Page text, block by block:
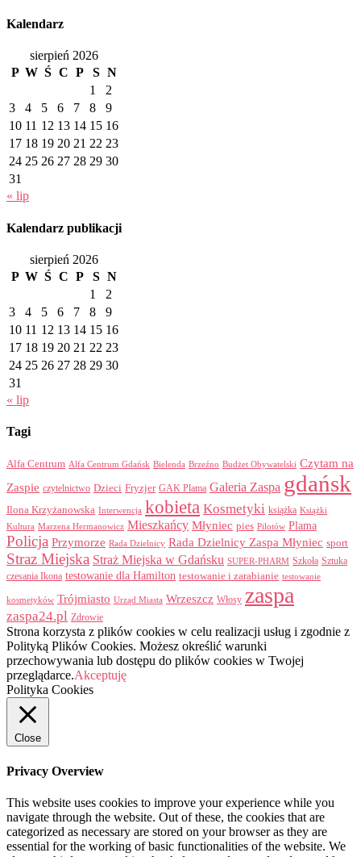
Kalendarz
sierpień 2026
P W Ś C P S N
1
2
3
4 5 6 7 8
9
10 11 12 13 14 15 16
17 18 19 20 21 22 23
24 25 26 27 28 29 30
31
« lip
Kalendarz publikacji
sierpień 2026
P W Ś C P S N
1
2
3
4 5 6 7 8
9
10 11 12 13 14 15 16
17 18 19 20 21 22 23
24 25 26 27 28 29 30
31
« lip
Tagi
Alfa Centrum Alfa Centrum Gdańsk Bielenda Brzeźno Budżet Obywatelski Czytam na
Zaspie czytelnictwo Dzieci Fryzjer GAK Plama Galeria Zaspa gdańsk
Ilona Krzyżanowska Interwencja kobieta Kosmetyki książka Książki
Kultura Marzena Hermanowicz Mieszkańcy Młyniec pies Pilotów Plama
Policja Przymorze Rada Dzielnicy Rada Dzielnicy Zaspa Młyniec sport
Straz Miejska Straż Miejska w Gdańsku SUPER-PHARM Szkoła Sztuka
czesania Ikona testowanie dla Hamilton testowanie i zarabianie testowanie
kosmetyków Trójmiasto Urząd Miasta Wrzeszcz Włosy zaspa
zaspa24.pl Zdrowie
Strona korzysta z plików cookies w celu realizacji usług i zgodnie z
Polityką Plików Cookies. Możesz określić warunki
przechowywania lub dostępu do plików cookies w Twojej
przeglądarce.Akceptuję
Polityka Cookies
Close
Privacy Overview
This website uses cookies to improve your experience while you
navigate through the website. Out of these, the cookies that are
categorized as necessary are stored on your browser as they are
essential for the working of basic functionalities of the website. We